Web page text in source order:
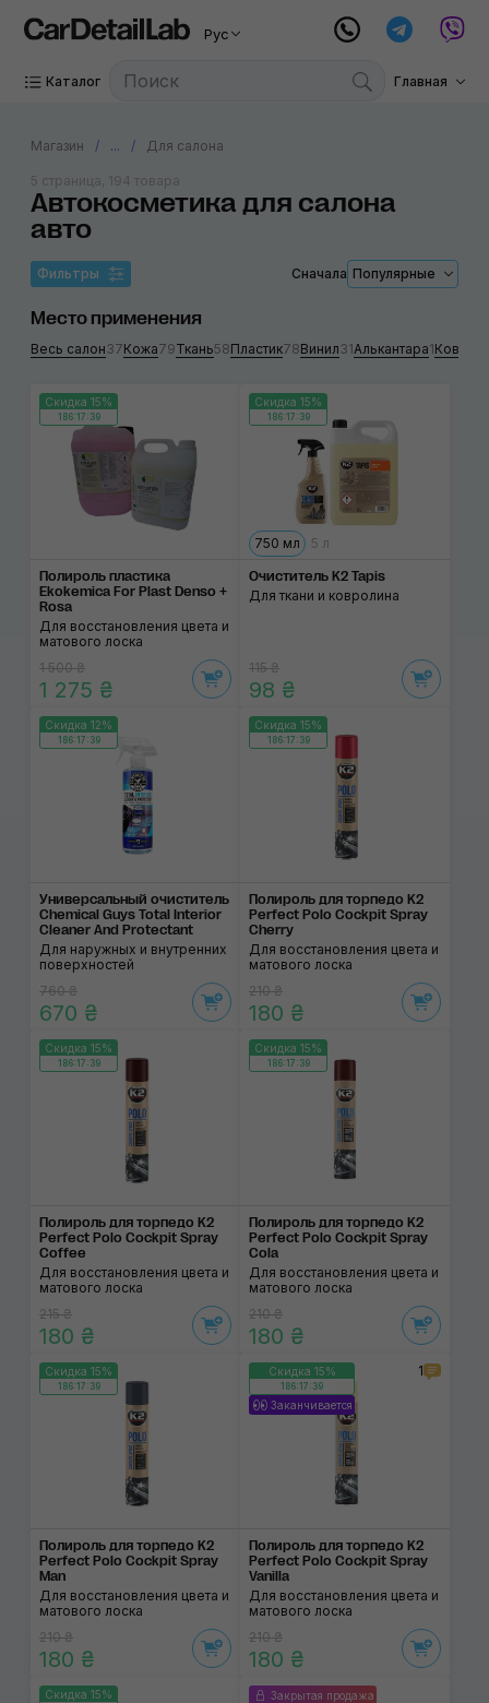
Рус
Каталог Главная
Магазин ... Для салона
Автокосметика для салона
авто
5 страница, 194 товара
Фильтры Сначала Популярные
Место применения
Весь салон37Кожа79Ткань58Пластик78Винил31Алькантара1
Скидка 15%
186:17:38
Полироль пластика
Ekokemica For Plast Denso +
Rosa
Для восстановления цвета и
матового лоска
1 500 ₴
1 275 ₴
Скидка 15%
186:17:38
750 мл 5 л
Очиститель K2 Tapis
Для ткани и ковролина
115 ₴
98 ₴
Скидка 12%
186:17:38
Универсальный очиститель
Chemical Guys Total Interior
Cleaner And Protectant
Для наружных и внутренних
поверхностей
760 ₴
670 ₴
Скидка 15%
186:17:38
Полироль для торпедо K2
Perfect Polo Cockpit Spray
Cherry
Для восстановления цвета и
матового лоска
210 ₴
180 ₴
Скидка 15%
186:17:38
Полироль для торпедо K2
Perfect Polo Cockpit Spray
Coffee
Для восстановления цвета и
матового лоска
215 ₴
180 ₴
Скидка 15%
186:17:38
Полироль для торпедо K2
Perfect Polo Cockpit Spray
Cola
Для восстановления цвета и
матового лоска
210 ₴
180 ₴
Скидка 15%
186:17:38
Полироль для торпедо K2
Perfect Polo Cockpit Spray
Man
Для восстановления цвета и
матового лоска
210 ₴
180 ₴
Скидка 15%
186:17:38
Заканчивается
1
Полироль для торпедо K2
Perfect Polo Cockpit Spray
Vanilla
Для восстановления цвета и
матового лоска
210 ₴
180 ₴
Скидка 15% Закрытая продажа